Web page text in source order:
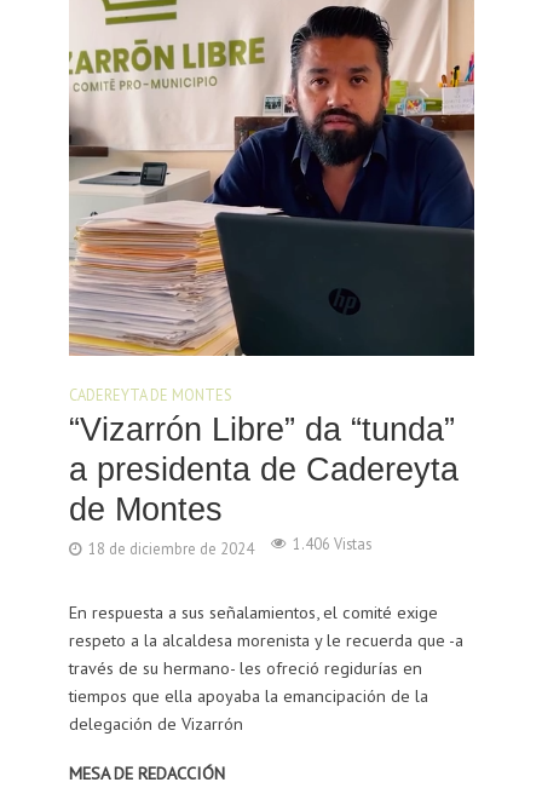
CADEREYTA DE MONTES
“Vizarrón Libre” da “tunda”
a presidenta de Cadereyta
de Montes
18 de diciembre de 2024 1.406 Vistas
En respuesta a sus señalamientos, el comité exige
respeto a la alcaldesa morenista y le recuerda que -a
través de su hermano- les ofreció regidurías en
tiempos que ella apoyaba la emancipación de la
delegación de Vizarrón
MESA DE REDACCIÓN